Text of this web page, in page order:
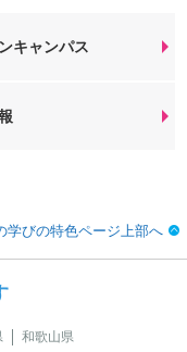
キャンパス
学びの特色ページ上部へ
和歌山県